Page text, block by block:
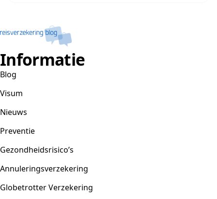
Informatie
Blog
Visum
Nieuws
Preventie
Gezondheidsrisico’s
Annuleringsverzekering
Globetrotter Verzekering